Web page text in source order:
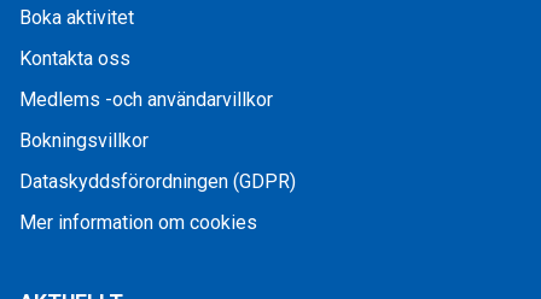
Boka aktivitet
Kontakta oss
Medlems -och användarvillkor
Bokningsvillkor
Dataskyddsförordningen (GDPR)
Mer information om cookies